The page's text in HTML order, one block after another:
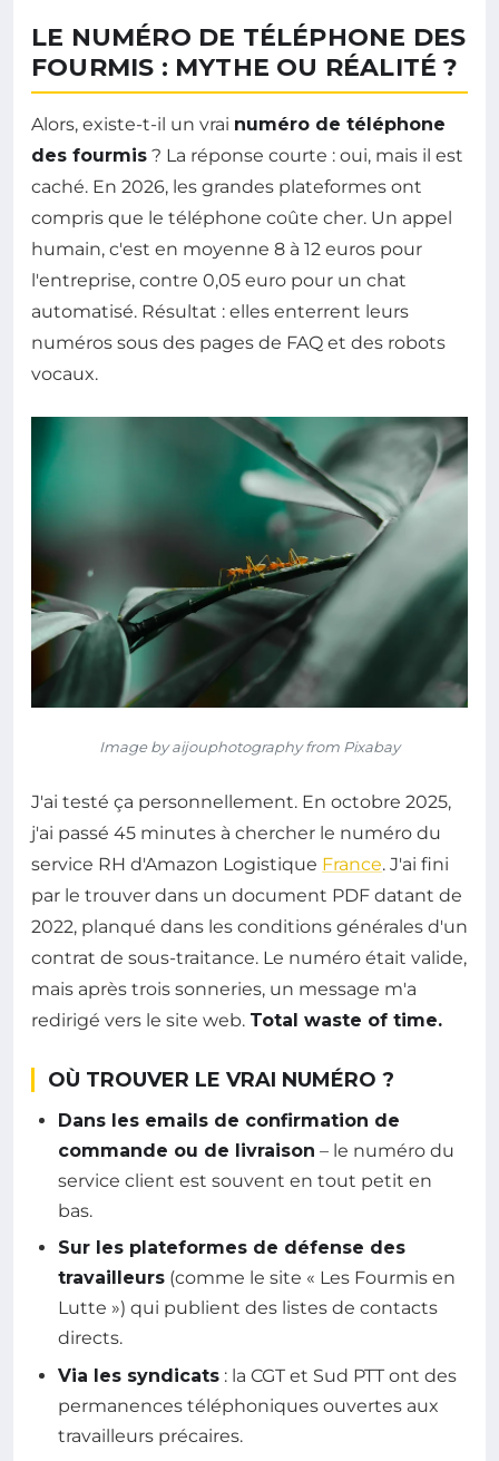
LE NUMÉRO DE TÉLÉPHONE DES
FOURMIS : MYTHE OU RÉALITÉ ?
Alors, existe-t-il un vrai numéro de téléphone
des fourmis ? La réponse courte : oui, mais il est
caché. En 2026, les grandes plateformes ont
compris que le téléphone coûte cher. Un appel
humain, c'est en moyenne 8 à 12 euros pour
l'entreprise, contre 0,05 euro pour un chat
automatisé. Résultat : elles enterrent leurs
numéros sous des pages de FAQ et des robots
vocaux.
Image by aijouphotography from Pixabay
J'ai testé ça personnellement. En octobre 2025,
j'ai passé 45 minutes à chercher le numéro du
service RH d'Amazon Logistique France. J'ai fini
par le trouver dans un document PDF datant de
2022, planqué dans les conditions générales d'un
contrat de sous-traitance. Le numéro était valide,
mais après trois sonneries, un message m'a
redirigé vers le site web. Total waste of time.
OÙ TROUVER LE VRAI NUMÉRO ?
Dans les emails de confirmation de
commande ou de livraison – le numéro du
service client est souvent en tout petit en
bas.
Sur les plateformes de défense des
travailleurs (comme le site « Les Fourmis en
Lutte ») qui publient des listes de contacts
directs.
Via les syndicats : la CGT et Sud PTT ont des
permanences téléphoniques ouvertes aux
travailleurs précaires.